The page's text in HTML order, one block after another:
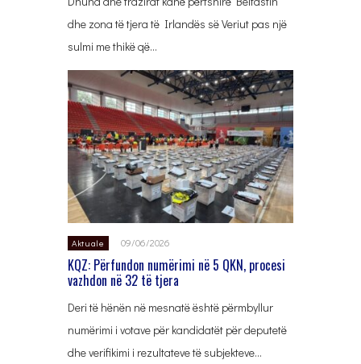
dhe zona të tjera të Irlandës së Veriut pas një
sulmi me thikë që…
Aktuale 09/06/2026
KQZ: Përfundon numërimi në 5 QKN, procesi
vazhdon në 32 të tjera
Deri të hënën në mesnatë është përmbyllur
numërimi i votave për kandidatët për deputetë
dhe verifikimi i rezultateve të subjekteve…